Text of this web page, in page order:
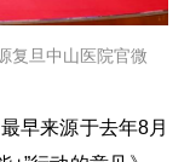
复旦中山医院官微
早来源于去年8月